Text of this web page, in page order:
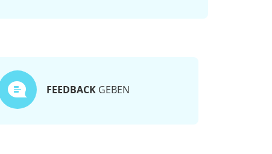
FEEDBACK GEBEN